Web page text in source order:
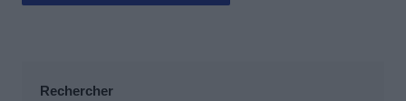
Rechercher